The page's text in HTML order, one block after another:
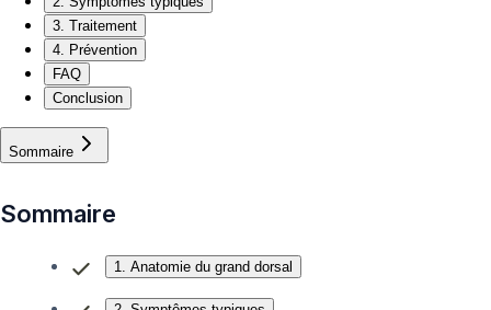
3. Traitement
4. Prévention
FAQ
Conclusion
Sommaire
Sommaire
1. Anatomie du grand dorsal